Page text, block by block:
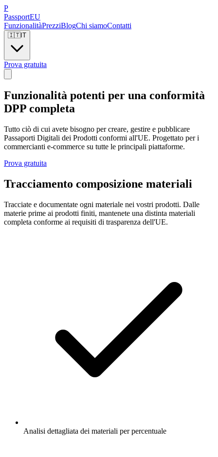
P
PassportEU
FunzionalitàPrezziBlogChi siamoContatti
🇮🇹IT
Prova gratuita
Funzionalità potenti per una conformità
DPP completa
Tutto ciò di cui avete bisogno per creare, gestire e pubblicare
Passaporti Digitali dei Prodotti conformi all'UE. Progettato per i
commercianti e-commerce su tutte le principali piattaforme.
Prova gratuita
Tracciamento composizione materiali
Tracciate e documentate ogni materiale nei vostri prodotti. Dalle
materie prime ai prodotti finiti, mantenete una distinta materiali
completa conforme ai requisiti di trasparenza dell'UE.
Analisi dettagliata dei materiali per percentuale